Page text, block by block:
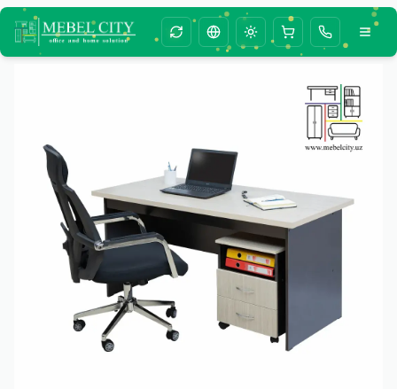
Change season animation
Change language
Toggle theme